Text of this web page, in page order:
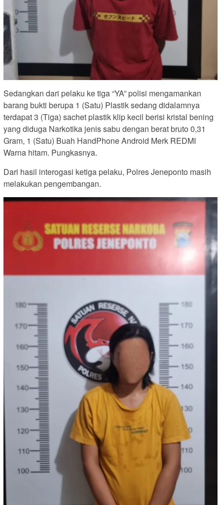
Sedangkan dari pelaku ke tiga “YA” polisi mengamankan
barang bukti berupa 1 (Satu) Plastik sedang didalamnya
terdapat 3 (Tiga) sachet plastik klip kecil berisi kristal bening
yang diduga Narkotika jenis sabu dengan berat bruto 0,31
Gram, 1 (Satu) Buah HandPhone Android Merk REDMI
Warna hitam. Pungkasnya.
Dari hasil interogasi ketiga pelaku, Polres Jeneponto masih
melakukan pengembangan.